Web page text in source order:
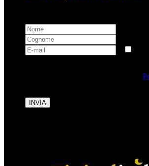
dei dati personali conformemente alla
INVIA